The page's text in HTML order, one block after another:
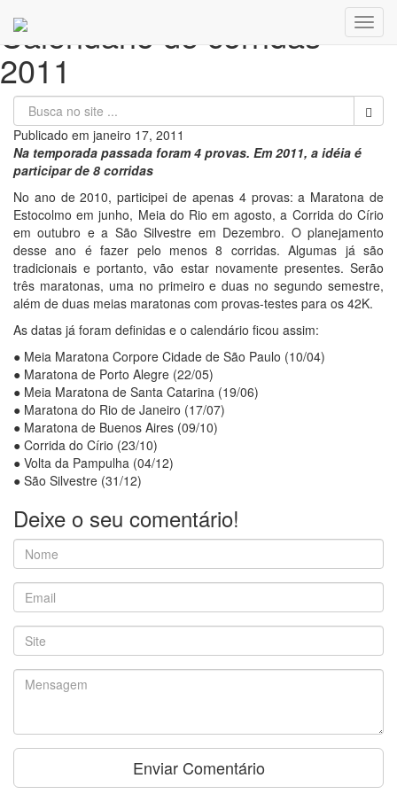
Calendário de corridas
2011
Publicado em janeiro 17, 2011
Na temporada passada foram 4 provas. Em 2011, a idéia é
participar de 8 corridas
No ano de 2010, participei de apenas 4 provas: a Maratona de
Estocolmo em junho, Meia do Rio em agosto, a Corrida do Círio
em outubro e a São Silvestre em Dezembro. O planejamento
desse ano é fazer pelo menos 8 corridas. Algumas já são
tradicionais e portanto, vão estar novamente presentes. Serão
três maratonas, uma no primeiro e duas no segundo semestre,
além de duas meias maratonas com provas-testes para os 42K.
As datas já foram definidas e o calendário ficou assim:
● Meia Maratona Corpore Cidade de São Paulo (10/04)
● Maratona de Porto Alegre (22/05)
● Meia Maratona de Santa Catarina (19/06)
● Maratona do Rio de Janeiro (17/07)
● Maratona de Buenos Aires (09/10)
● Corrida do Círio (23/10)
● Volta da Pampulha (04/12)
● São Silvestre (31/12)
Deixe o seu comentário!